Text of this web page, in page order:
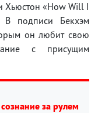
Хьюстон «How Will I
подписи Бекхэм
он любит свою
с присущим
за рулем